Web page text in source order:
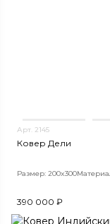
Арт. 2145
Ковер Дели
Размер: 200x300
390 000 ₽